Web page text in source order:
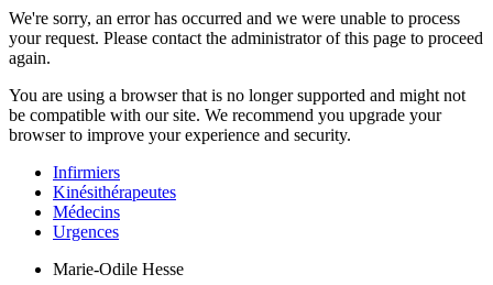
We're sorry, an error has occurred and we were unable to process
your request. Please contact the administrator of this page to proceed
again.
You are using a browser that is no longer supported and might not
be compatible with our site. We recommend you upgrade your
browser to improve your experience and security.
Infirmiers
Kinésithérapeutes
Médecins
Urgences
Marie-Odile Hesse